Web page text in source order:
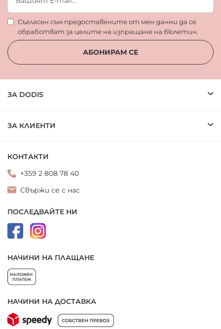
Съгласен съм предоставените от мен данни да се
обработват за целите на изпращане на бюлетин.
АБОНИРАМ СЕ
ЗА DODIS
ЗА КЛИЕНТИ
КОНТАКТИ
+359 2 808 78 40
Свържи се с нас
ПОСЛЕДВАЙТЕ НИ
НАЧИНИ НА ПЛАЩАНЕ
НАЧИНИ НА ДОСТАВКА